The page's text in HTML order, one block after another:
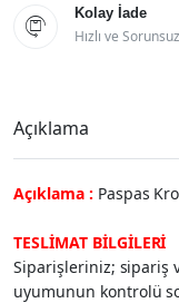

Kolay İade
Hızlı ve
Açıklama
Açıklama : Paspas
TESLİMAT BİLGİLERİ
Siparişleriniz; sipariş
uyumunun kontrolü